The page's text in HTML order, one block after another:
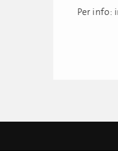
Per info: